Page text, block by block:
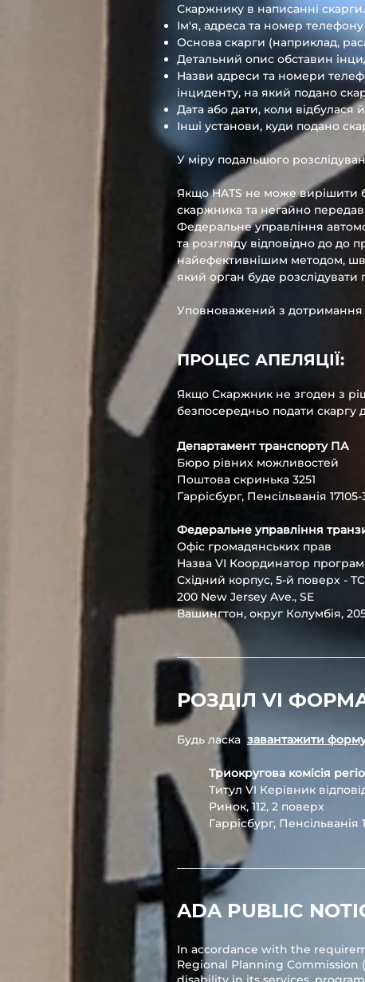
Скаржнику в написанні
Ім'я, адреса та номер
Основа скарги (наприклад,
Детальний опис обставин
Назви адреси та номери
інциденту, на який подано
Дата або дати, коли відбулася
Інші установи, куди подано
У міру подальшого
Якщо HATS не може вирішити
скаржника та негайно
Федеральне управління
та розгляду відповідно до до
найефективнішим методом,
який орган буде розслідувати
Уповноважений з дотримання
ПРОЦЕС АПЕЛЯЦІЇ:
Якщо Скаржник не згоден з
безпосередньо подати скаргу
Департамент транспорту ПА
Бюро рівних можливостей
Поштова скринька 3251
Гаррісбург, Пенсільванія 17105-
Федеральне управління
Офіс громадянських прав
Назва VI Координатор
Східний корпус, 5-й поверх -
200 New Jersey Ave., SE
Вашингтон, округ Колумбія,
РОЗДІЛ VI
Будь ласка завантажити
Триокругова комісія
Титул VI Керівник
Ринок, 112, 2 поверх
Гаррісбург, Пенсільванія
ADA PUBLIC
In accordance with the
Regional Planning Commission